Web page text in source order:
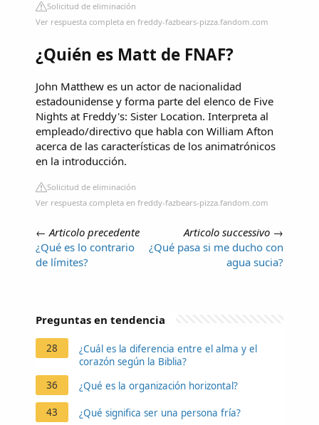
Solicitud de eliminación
Ver respuesta completa en freddy-fazbears-pizza.fandom.com
¿Quién es Matt de FNAF?
John Matthew es un actor de nacionalidad
estadounidense y forma parte del elenco de Five
Nights at Freddy's: Sister Location. Interpreta al
empleado/directivo que habla con William Afton
acerca de las características de los animatrónicos
en la introducción.
Solicitud de eliminación
Ver respuesta completa en freddy-fazbears-pizza.fandom.com
← Articolo precedente
¿Qué es lo contrario
de límites?
Articolo successivo →
¿Qué pasa si me ducho con
agua sucia?
Preguntas en tendencia
28
¿Cuál es la diferencia entre el alma y el
corazón según la Biblia?
36
¿Qué es la organización horizontal?
43 ¿Qué significa ser una persona fría?